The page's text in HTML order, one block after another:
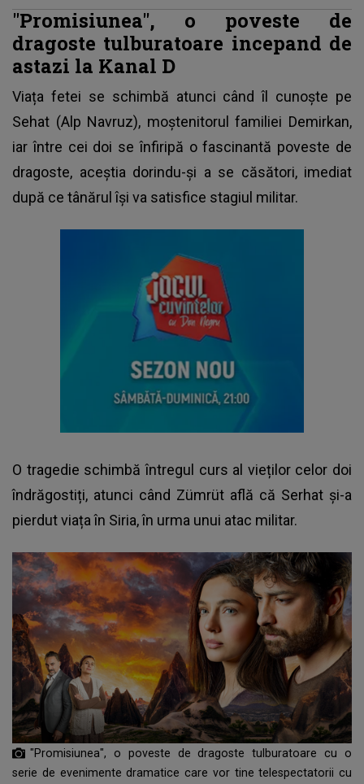
"Promisiunea", o poveste de
dragoste tulburatoare incepand de
astazi la Kanal D
Viața fetei se schimbă atunci când îl cunoște pe
Sehat (Alp Navruz), moștenitorul familiei Demirkan,
iar între cei doi se înfiripă o fascinantă poveste de
dragoste, aceștia dorindu-și a se căsători, imediat
după ce tânărul își va satisfice stagiul militar.
O tragedie schimbă întregul curs al vieților celor doi
îndrăgostiți, atunci când Zümrüt află că Serhat și-a
pierdut viața în Siria, în urma unui atac militar.
"Promisiunea", o poveste de dragoste tulburatoare cu o
serie de evenimente dramatice care vor tine telespectatorii cu